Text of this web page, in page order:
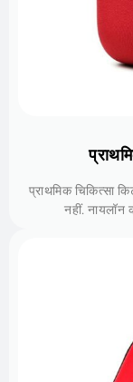
प्राथमिक चिकित्सा
नहीं.